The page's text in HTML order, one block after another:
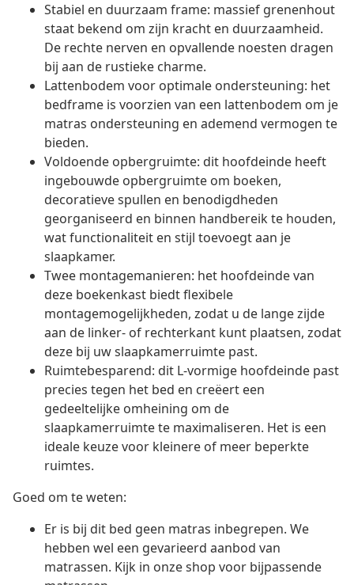
Stabiel en duurzaam frame: massief grenenhout
staat bekend om zijn kracht en duurzaamheid.
De rechte nerven en opvallende noesten dragen
bij aan de rustieke charme.
Lattenbodem voor optimale ondersteuning: het
bedframe is voorzien van een lattenbodem om je
matras ondersteuning en ademend vermogen te
bieden.
Voldoende opbergruimte: dit hoofdeinde heeft
ingebouwde opbergruimte om boeken,
decoratieve spullen en benodigdheden
georganiseerd en binnen handbereik te houden,
wat functionaliteit en stijl toevoegt aan je
slaapkamer.
Twee montagemanieren: het hoofdeinde van
deze boekenkast biedt flexibele
montagemogelijkheden, zodat u de lange zijde
aan de linker- of rechterkant kunt plaatsen, zodat
deze bij uw slaapkamerruimte past.
Ruimtebesparend: dit L-vormige hoofdeinde past
precies tegen het bed en creëert een
gedeeltelijke omheining om de
slaapkamerruimte te maximaliseren. Het is een
ideale keuze voor kleinere of meer beperkte
ruimtes.
Goed om te weten:
Er is bij dit bed geen matras inbegrepen. We
hebben wel een gevarieerd aanbod van
matrassen. Kijk in onze shop voor bijpassende